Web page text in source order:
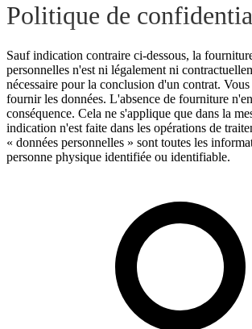
Politique de
Sauf indication contraire ci-dessous, la
personnelles n'est ni légalement ni
nécessaire pour la conclusion d'un contrat.
fournir les données. L'absence de fourniture
conséquence. Cela ne s'applique que dans la
indication n'est faite dans les opérations de
« données personnelles » sont toutes les
personne physique identifiée ou identifiable.